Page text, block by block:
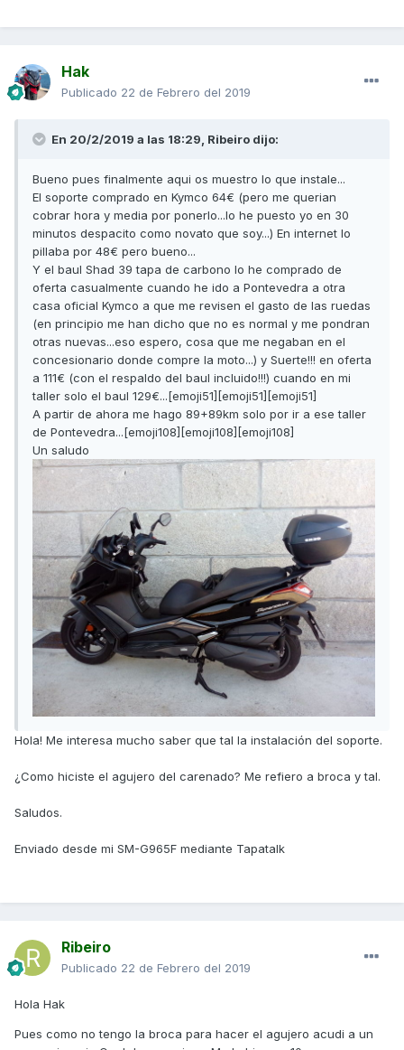
Hak
Publicado 22 de Febrero del 2019
En 20/2/2019 a las 18:29, Ribeiro dijo:
Bueno pues finalmente aqui os muestro lo que instale...
El soporte comprado en Kymco 64€ (pero me querian
cobrar hora y media por ponerlo...lo he puesto yo en 30
minutos despacito como novato que soy...) En internet lo
pillaba por 48€ pero bueno...
Y el baul Shad 39 tapa de carbono lo he comprado de
oferta casualmente cuando he ido a Pontevedra a otra
casa oficial Kymco a que me revisen el gasto de las ruedas
(en principio me han dicho que no es normal y me pondran
otras nuevas...eso espero, cosa que me negaban en el
concesionario donde compre la moto...) y Suerte!!! en oferta
a 111€ (con el respaldo del baul incluido!!!) cuando en mi
taller solo el baul 129€...[emoji51][emoji51][emoji51]
A partir de ahora me hago 89+89km solo por ir a ese taller
de Pontevedra...[emoji108][emoji108][emoji108]
Un saludo
Hola! Me interesa mucho saber que tal la instalación del soporte.
¿Como hiciste el agujero del carenado? Me refiero a broca y tal.
Saludos.
Enviado desde mi SM-G965F mediante Tapatalk
Ribeiro
Publicado 22 de Febrero del 2019
Hola Hak
Pues como no tengo la broca para hacer el agujero acudi a un